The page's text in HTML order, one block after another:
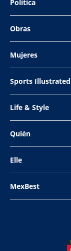
Política
Obras
Mujeres
Sports Illustrated
Life & Style
Quién
Elle
MexBest